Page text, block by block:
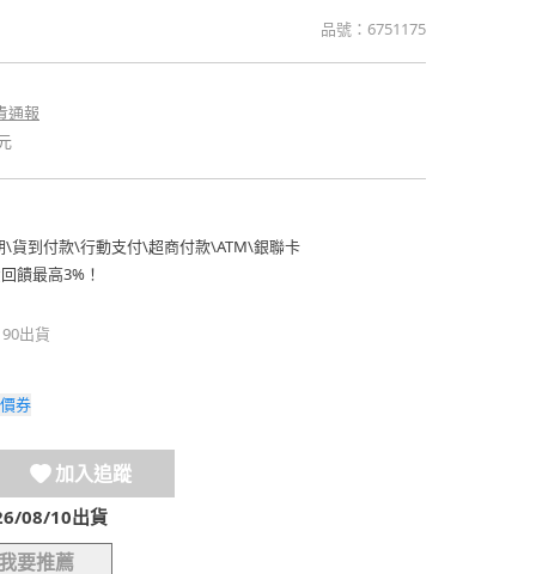
品號： 6751175
通報
\貨到付款\行動支付\超商付款\ATM\銀聯卡
饋最高3%！
出貨
券
加入追蹤
08/10出貨
要推薦